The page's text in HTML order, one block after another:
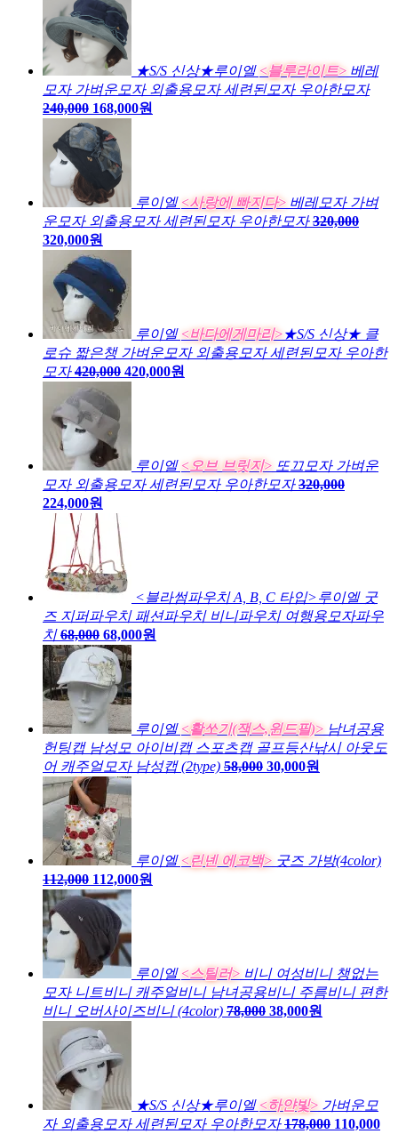
★S/S 신상★루이엘 <블루라이트> 베레
모자 가벼운모자 외출용모자 세련된모자 우아한모자
240,000 168,000원
루이엘 <사랑에 빠지다> 베레모자 가벼
운모자 외출용모자 세련된모자 우아한모자 320,000
320,000원
루이엘 <바다에게마리>★S/S 신상★ 클
로슈 짧은챙 가벼운모자 외출용모자 세련된모자 우아한
모자 420,000 420,000원
루이엘 <오브 브릿지> 또끄모자 가벼운
모자 외출용모자 세련된모자 우아한모자 320,000
224,000원
<블라썸파우치 A, B, C 타입>루이엘 굿
즈 지퍼파우치 패션파우치 비니파우치 여행용모자파우
치 68,000 68,000원
루이엘 <활쏘기(잭스,윈드필)> 남녀공용
헌팅캡 남성모 아이비캡 스포츠캡 골프등산낚시 아웃도
어 캐주얼모자 남성캡 (2type) 58,000 30,000원
루이엘 <린넨 에코백> 굿즈 가방(4color)
112,000 112,000원
루이엘 <스틸러> 비니 여성비니 챙없는
모자 니트비니 캐주얼비니 남녀공용비니 주름비니 편한
비니 오버사이즈비니 (4color) 78,000 38,000원
★S/S 신상★루이엘 <하얀빛> 가벼운모
자 외출용모자 세련된모자 우아한모자 178,000 110,000